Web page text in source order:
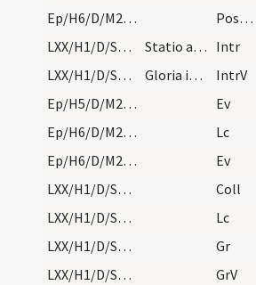
Ep/H6/D/M2/Mass Propers
Postcomm
LXX/H1/D/Septuagesima/M2/Mass Propers
Statio ad sanctum Laurentium extra muros Intr
LXX/H1/D/Septuagesima/M2/Mass Propers
Gloria in excelsis Deo non dicitur nec per totam… IntrV
Ep/H5/D/M2/Mass Propers
Ev
Ep/H6/D/M2/Mass Propers
Lc
Ep/H6/D/M2/Mass Propers
Ev
LXX/H1/D/Septuagesima/M2/Mass Propers
Coll
LXX/H1/D/Septuagesima/M2/Mass Propers
Lc
LXX/H1/D/Septuagesima/M2/Mass Propers
Gr
LXX/H1/D/Septuagesima/M2/Mass Propers
GrV